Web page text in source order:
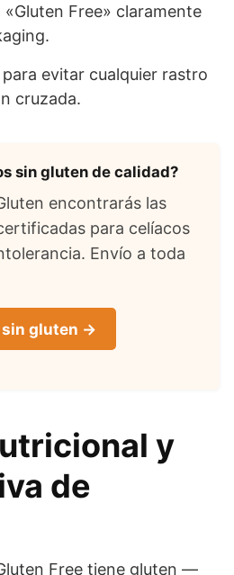
Free» claramente
evitar cualquier rastro
cruzada.
sin gluten de calidad?
encontrarás las
para celíacos
Envío a toda
gluten →
y
de